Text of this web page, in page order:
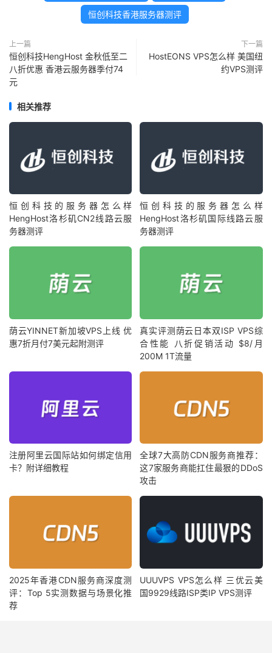
恒创科技香港服务器测评
上一篇
恒创科技HengHost 金秋低至二
八折优惠 香港云服务器季付74
元
下一篇
HostEONS VPS怎么样 美国纽
约VPS测评
相关推荐
恒创科技的服务器怎么样
HengHost洛杉矶CN2线路云服
务器测评
恒创科技的服务器怎么样
HengHost洛杉矶国际线路云服
务器测评
荫云YINNET新加坡VPS上线 优
惠7折月付7美元起附测评
真实评测荫云日本双ISP VPS综
合性能 八折促销活动 $8/月
200M 1T流量
注册阿里云国际站如何绑定信用
卡？附详细教程
全球7大高防CDN服务商推荐：
这7家服务商能扛住最狠的DDoS
攻击
2025年香港CDN服务商深度测
评：Top 5实测数据与场景化推
荐
UUUVPS VPS怎么样 三优云美
国9929线路ISP类IP VPS测评